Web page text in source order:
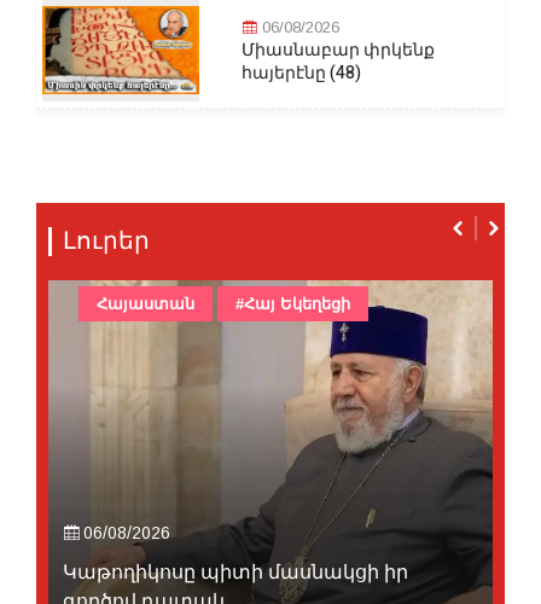
06/08/2026
Միասնաբար փրկենք
հայերէնը (48)
Լուրեր
06/08/2026
Կաթողիկոսը պիտի մասնակցի իր
Հայաստան #Հայ Եկեղեցի